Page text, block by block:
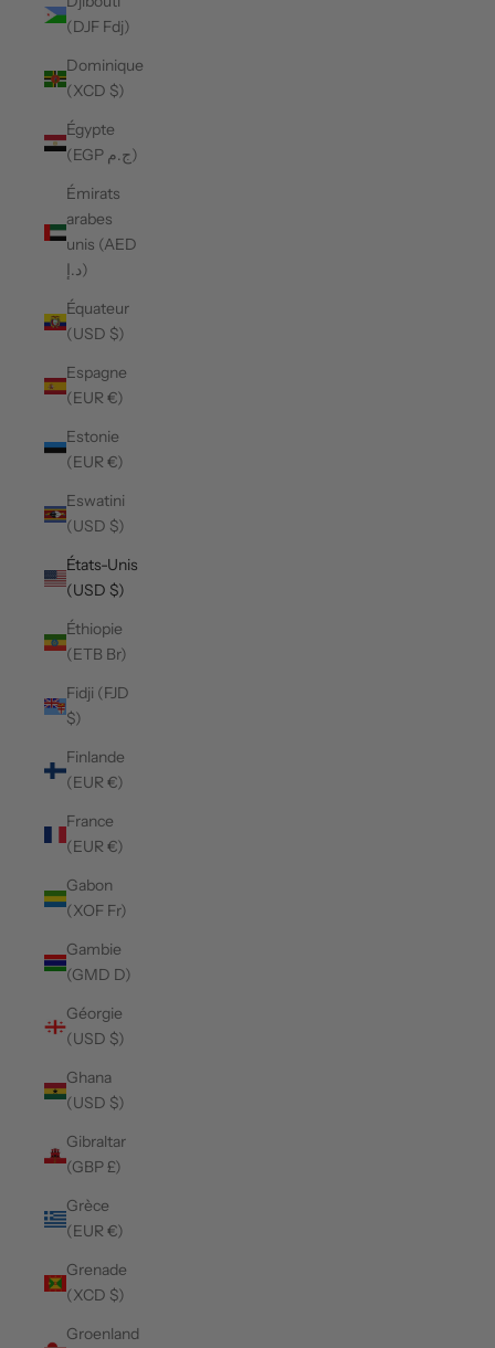
(DJF Fdj)
Dominique
(XCD $)
Égypte
(EGP ج.م)
Émirats
arabes
unis (AED
د.إ)
Équateur
(USD $)
Espagne
(EUR €)
Estonie
(EUR €)
Eswatini
(USD $)
États-Unis
(USD $)
Éthiopie
(ETB Br)
Fidji (FJD
$)
Finlande
(EUR €)
France
(EUR €)
Gabon
(XOF Fr)
Gambie
(GMD D)
Géorgie
(USD $)
Ghana
(USD $)
Gibraltar
(GBP £)
Grèce
(EUR €)
Grenade
(XCD $)
Groenland